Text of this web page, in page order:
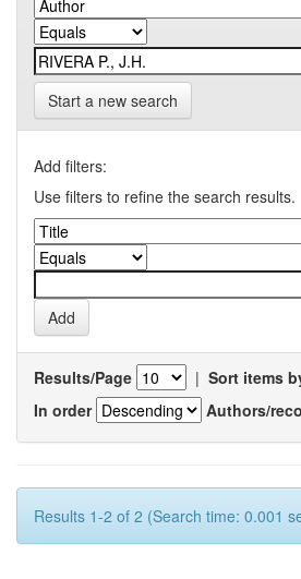
Start a new search
Add filters:
Use filters to refine the search results.
Results/Page | Sort items
In order
Authors/
Results 1-2 of 2 (Search time: 0.001